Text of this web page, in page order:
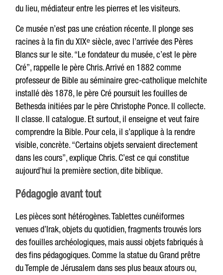
du lieu, médiateur entre les pierres et les visiteurs.
Ce musée n’est pas une création récente. Il plonge ses
racines à la fin du XIXᵉ siècle, avec l’arrivée des Pères
Blancs sur le site. “Le fondateur du musée, c’est le père
Cré”, rappelle le père Chris. Arrivé en 1882 comme
professeur de Bible au séminaire grec-catholique melchite
installé dès 1878, le père Cré poursuit les fouilles de
Bethesda initiées par le père Christophe Ponce. Il collecte.
Il classe. Il catalogue. Et surtout, il enseigne et veut faire
comprendre la Bible. Pour cela, il s’applique à la rendre
visible, concrète. “Certains objets servaient directement
dans les cours”, explique Chris. C’est ce qui constitue
aujourd’hui la première section, dite biblique.
Pédagogie avant tout
Les pièces sont hétérogènes. Tablettes cunéiformes
venues d’Irak, objets du quotidien, fragments trouvés lors
des fouilles archéologiques, mais aussi objets fabriqués à
des fins pédagogiques. Comme la statue du Grand prêtre
du Temple de Jérusalem dans ses plus beaux atours ou,